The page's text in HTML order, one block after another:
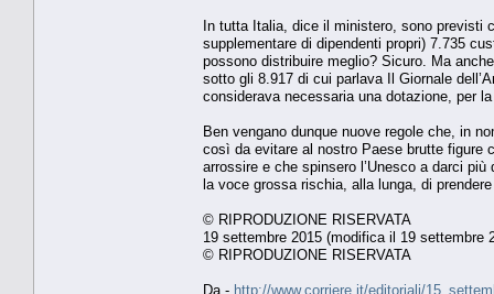
In tutta Italia, dice il ministero, sono previsti
supplementare di dipendenti propri) 7.735
possono distribuire meglio? Sicuro. Ma
sotto gli 8.917 di cui parlava Il Giornale
considerava necessaria una dotazione, per
Ben vengano dunque nuove regole che, in
così da evitare al nostro Paese brutte figure
arrossire e che spinsero l’Unesco a darci
la voce grossa rischia, alla lunga, di
© RIPRODUZIONE RISERVATA
19 settembre 2015 (modifica il 19 settembre
© RIPRODUZIONE RISERVATA
Da - http://www.corriere.it/editoriali/